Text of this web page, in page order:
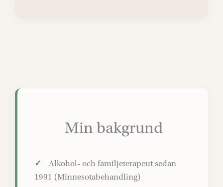
Min bakgrund
✓
Alkohol- och familjeterapeut sedan
1991 (Minnesotabehandling)